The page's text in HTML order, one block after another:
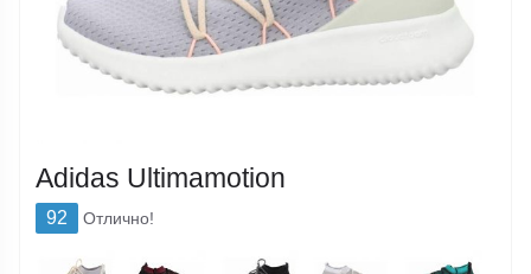
Adidas Ultimamotion
92 Отлично!